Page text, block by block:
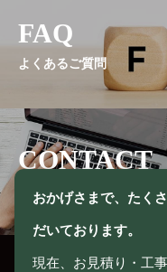
おかげさまで、たく
だいております。
現在、お見積り・工
FAQ
よくあるご質問
CONTACT
お問い合わせ